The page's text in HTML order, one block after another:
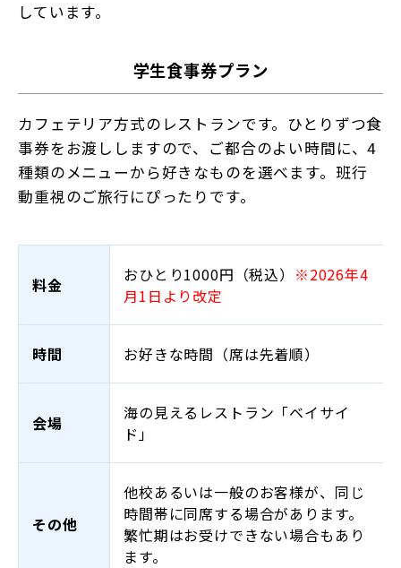
しています。
学生食事券プラン
カフェテリア方式のレストランです。ひとりずつ食
事券をお渡ししますので、ご都合のよい時間に、4
種類のメニューから好きなものを選べます。班行
動重視のご旅行にぴったりです。
料金 おひとり1000円（税込） ※2026年4
月1日より改定
時間 お好きな時間（席は先着順）
会場
海の見えるレストラン「ベイサイ
ド」
その他
他校あるいは一般のお客様が、同じ
時間帯に同席する場合があります。
繁忙期はお受けできない場合もあり
ます。